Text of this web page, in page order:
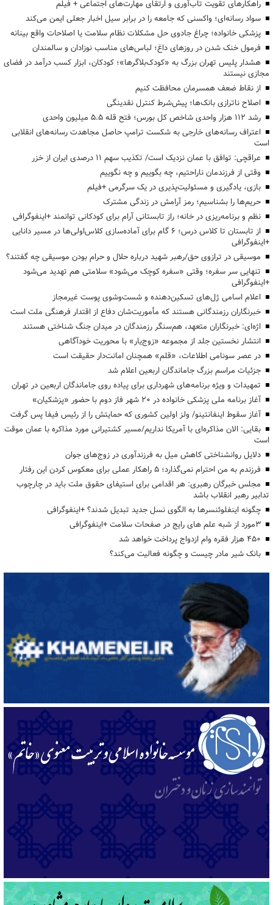
راهکارهای تقویت تاب‌آوری و ارتقای مهارت‌های اجتماعی + فیلم
سواد رسانه‌ای؛ واکسنی که جامعه را در برابر سیل اخبار جعلی ایمن می‌کند
پزشکی خانواده؛ چراغ جادوی حل مشکلات نظام سلامت یا اصلاحات واقع بینانه
فرمول خنک شدن در روزهای داغ؛ لباس‌های مناسب نوزادان و سالمندان
هشدار پلیس تهران بزرگ به «کودک‌بلاگرها»؛ کودکان، ابزار کسب درآمد در فضای
مجازی نیستند
از نقاط ضعف همسرمان محافظت کنیم
اصلاح ناترازی بانک‌ها؛ پیش‌شرط کنترل نقدینگی
رشد ۱۱۲ هزار واحدی شاخص کل بورس؛ فتح قله ۵.۵ میلیون واحدی
اعتراف رسانه‌های خارجی به شکست ترامپ حاصل مجاهدت رسانه‌های انقلابی
است
عراقچی: توافق با عمان نزدیک است/ تکذیب سهم ۱۱ درصدی ایران از خزر
وقتی از فرزندمان ناراحتیم، چه بگوییم و چه نگوییم
بازی، یادگیری و مسئولیت‌پذیری در یک سرگرمی +فیلم
حریم‌ها را بشناسیم؛ رمز آرامش در زندگی مشترک
نظم و برنامه‌ریزی در خانه؛ راز تابستانی آرام برای کودکانی توانمند +اینفوگرافی
از تابستان تا کلاس درس؛ ۶ گام برای آماده‌سازی کلاس‌اولی‌ها در مسیر دانایی
+اینفوگرافی
موسیقی در ترازوی حق/رهبر شهید درباره حلال و حرام بودن موسیقی چه گفتند؟
تنهایی سر سفره؛ وقتی «سفره کوچک می‌شود» سلامتی هم تهدید می‌شود
+اینفوگرافی
اعلام اسامی ژل‌های تسکین‌دهنده و شست‌وشوی پوست غیرمجاز
خبرنگاران رزمندگانی هستند که مأموریت‌شان دفاع از اقتدار فرهنگی ملت است
اژه‌ای: خبرنگاران متعهد، هم‌سنگر رزمندگان در میدان جنگ شناختی هستند
انتشار نخستین جلد از مجموعه «زوج‌یار» با محوریت خودآگاهی
در عصر سونامی اطلاعات، «قلم» همچنان امانت‌دار حقیقت است
جزئیات مراسم بزرگ جاماندگان اربعین اعلام شد
تمهیدات و ویژه برنامه‌های شهرداری برای پیاده روی جاماندگان اربعین در تهران
آغاز برنامه ملی پزشکی خانواده در ۲۰ شهر فاز دوم با حضور «پزشکیان»
آغاز سقوط اینفانتینو/ ولز اولین کشوری که حمایتش را از رئیس فیفا پس گرفت
بقایی: الان مذاکره‌ای با آمریکا نداریم/مسیر کشتیرانی مورد مذاکره با عمان موقت
است
دلایل روانشناختی کاهش میل به فرزندآوری در زوج‌های جوان
فرزندم به من احترام نمی‌گذارد؛ ۵ راهکار عملی برای معکوس کردن این رفتار
مجلس خبرگان رهبری: هر اقدامی برای استیفای حقوق ملت باید در چارچوب
تدابیر رهبر انقلاب باشد
چگونه اینفلوئنسرها به الگوی نسل جدید تبدیل شدند؟ +اینفوگرافی
3مورد از شبه علم های رایج در صفحات سلامت +اینفوگرافی
۴۵۰ هزار فقره وام ازدواج پرداخت خواهد شد
بانک شیر مادر چیست و چگونه فعالیت می‌کند؟